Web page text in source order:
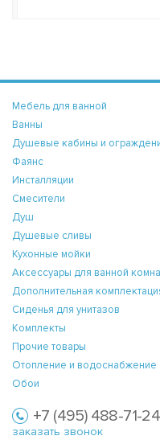
Мебель для ванной
Ванны
Душевые кабины и
Фаянс
Инсталляции
Смесители
Душ
Душевые сливы
Кухонные мойки
Аксессуары для ванной
Дополнительная
Сиденья для унитазов
Комплекты
Прочие товары
Отопление и водоснабжение
Обои
+7 (495) 488-71-24
заказать звонок